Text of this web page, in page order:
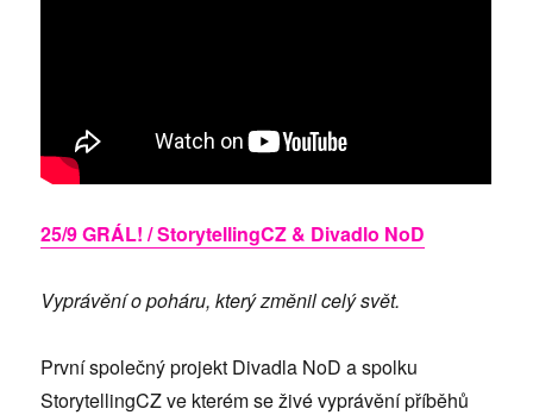
25/9 GRÁL! / StorytellingCZ & Divadlo NoD
Vyprávění o poháru, který změnil celý svět.
První společný projekt Divadla NoD a spolku
StorytellingCZ ve kterém se živé vyprávění příběhů